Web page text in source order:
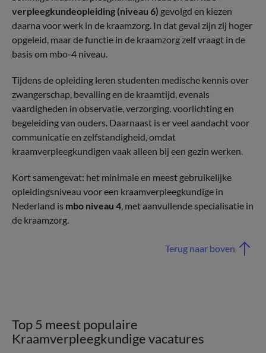
verpleegkundeopleiding (niveau 6) gevolgd en kiezen
daarna voor werk in de kraamzorg. In dat geval zijn zij hoger
opgeleid, maar de functie in de kraamzorg zelf vraagt in de
basis om mbo-4 niveau.
Tijdens de opleiding leren studenten medische kennis over
zwangerschap, bevalling en de kraamtijd, evenals
vaardigheden in observatie, verzorging, voorlichting en
begeleiding van ouders. Daarnaast is er veel aandacht voor
communicatie en zelfstandigheid, omdat
kraamverpleegkundigen vaak alleen bij een gezin werken.
Kort samengevat: het minimale en meest gebruikelijke
opleidingsniveau voor een kraamverpleegkundige in
Nederland is mbo niveau 4, met aanvullende specialisatie in
de kraamzorg.
Terug naar boven
Top 5 meest populaire
Kraamverpleegkundige vacatures